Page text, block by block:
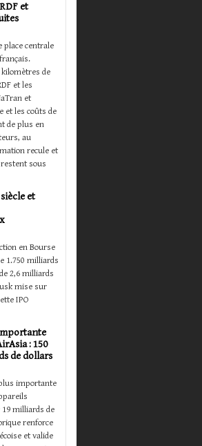
et
place centrale
de
et les
et
et les coûts de
de plus en
au
recule et
sous
et
en Bourse
1.750 milliards
2,6 milliards
mise sur
IPO
: 150
de dollars
importante
milliards de
renforce
et valide